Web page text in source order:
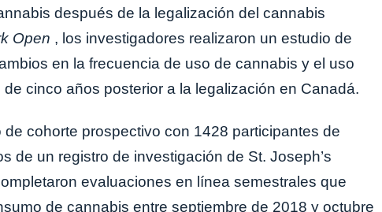
después de la legalización del cannabis
Open , los investigadores realizaron un estudio de
en la frecuencia de uso de cannabis y el uso
cinco años posterior a la legalización en Canadá.
cohorte prospectivo con 1428 participantes de
de un registro de investigación de St. Joseph’s
evaluaciones en línea semestrales que
de cannabis entre septiembre de 2018 y octubre